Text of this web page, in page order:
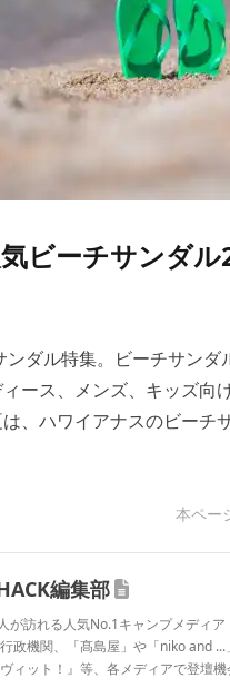
ビーチサンダル
ダル特集。ビーチサン
ース、メンズ、キッズ向
、ハワイアナスのビーチ
本ペー
編集部
が訪れる人気No.1キャンプメディ
政機関、「髙島屋」や「niko and
ィット！』等、各メディアで登壇機